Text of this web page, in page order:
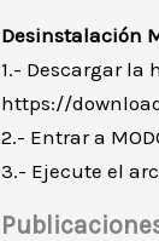
Desinstalación
1.- Descargar la
https://
2.- Entrar a
3.- Ejecute el